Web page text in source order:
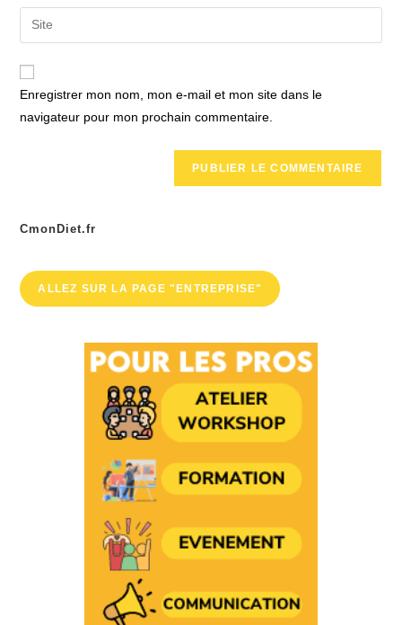
comment
email
address
comment
Saisir
l’URL
de
Enregistrer mon nom, mon e-mail et mon site dans le
navigateur pour mon prochain commentaire.
CmonDiet.fr
ALLEZ SUR LA PAGE "ENTREPRISE"